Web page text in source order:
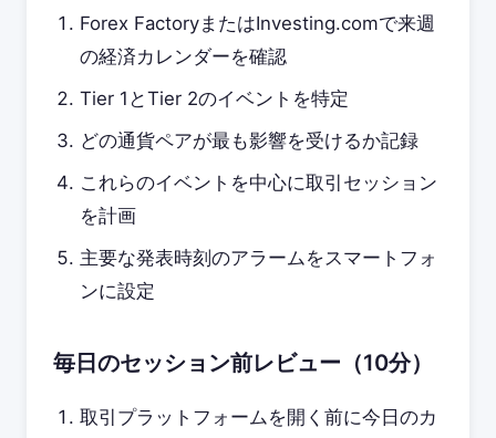
Forex FactoryまたはInvesting.comで来週
の経済カレンダーを確認
Tier 1とTier 2のイベントを特定
どの通貨ペアが最も影響を受けるか記録
これらのイベントを中心に取引セッション
を計画
主要な発表時刻のアラームをスマートフォ
ンに設定
毎日のセッション前レビュー（10分）
取引プラットフォームを開く前に今日のカ